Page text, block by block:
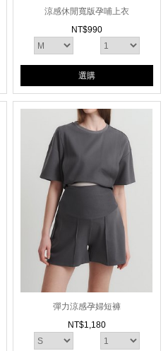
涼感休閒寬版孕哺上衣
NT$990
選購
彈力涼感孕婦短褲
NT$1,180